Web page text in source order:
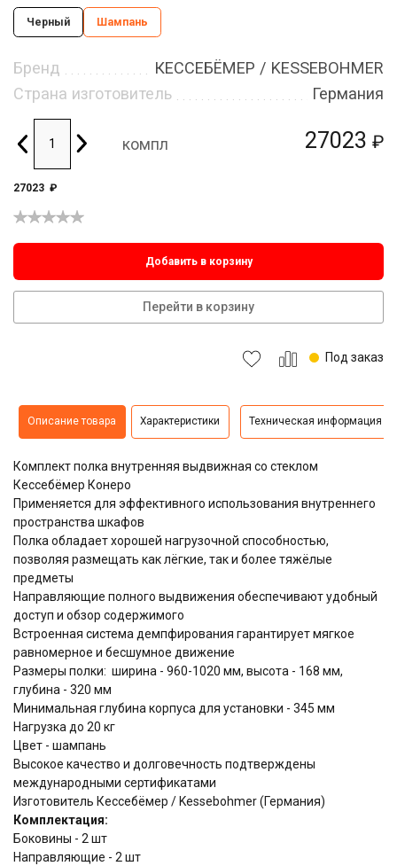
27023 ₽
Черный Шампань
Бренд
КЕССЕБЁМЕР / KESSEBOHMER
Страна изготовитель
Германия
компл
27023 ₽
Добавить в корзину
Перейти в корзину
Под заказ
Описание товара Характеристики Техническая информация
Комплект полка внутренняя выдвижная со стеклом
Кессебёмер Конеро
Применяется для эффективного использования внутреннего
пространства шкафов
Полка обладает хорошей нагрузочной способностью,
позволяя размещать как лёгкие, так и более тяжёлые
предметы
Направляющие полного выдвижения обеспечивают удобный
доступ и обзор содержимого
Встроенная система демпфирования гарантирует мягкое
равномерное и бесшумное движение
Размеры полки: ширина - 960-1020 мм, высота - 168 мм,
глубина - 320 мм
Минимальная глубина корпуса для установки - 345 мм
Нагрузка до 20 кг
Цвет - шампань
Высокое качество и долговечность подтверждены
международными сертификатами
Изготовитель Кессебёмер / Kessebohmer (Германия)
Комплектация:
Боковины - 2 шт
Направляющие - 2 шт